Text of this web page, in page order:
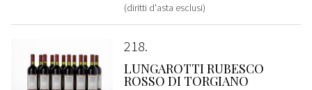
(diritti d'asta esclusi)
218
LUNGAROTTI RUBESCO
ROSSO DI TORGIANO